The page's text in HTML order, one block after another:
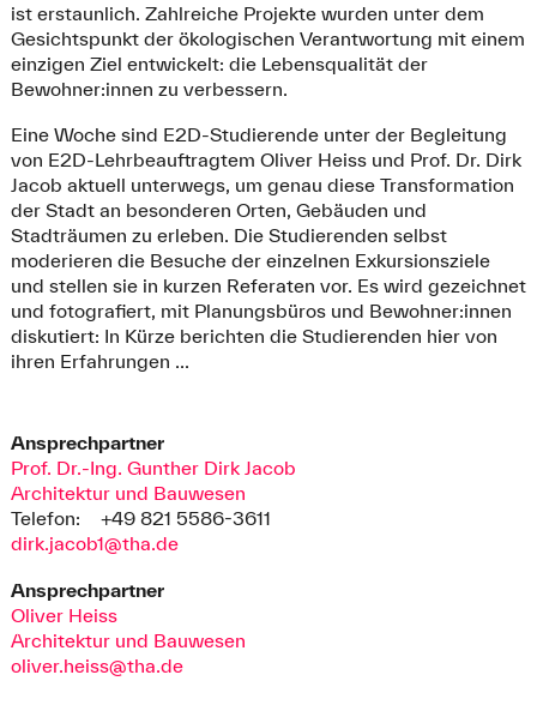
ist erstaunlich. Zahlreiche Projekte wurden unter dem
Gesichtspunkt der ökologischen Verantwortung mit einem
einzigen Ziel entwickelt: die Lebensqualität der
Bewohner:innen zu verbessern.
Eine Woche sind E2D-Studierende unter der Begleitung
von E2D-Lehrbeauftragtem Oliver Heiss und Prof. Dr. Dirk
Jacob aktuell unterwegs, um genau diese Transformation
der Stadt an besonderen Orten, Gebäuden und
Stadträumen zu erleben. Die Studierenden selbst
moderieren die Besuche der einzelnen Exkursionsziele
und stellen sie in kurzen Referaten vor. Es wird gezeichnet
und fotografiert, mit Planungsbüros und Bewohner:innen
diskutiert: In Kürze berichten die Studierenden hier von
ihren Erfahrungen ...
Ansprechpartner
Prof. Dr.-Ing. Gunther Dirk Jacob
Architektur und Bauwesen
Telefon:
+49 821 5586-3611
dirk.jacob1@tha.de
Ansprechpartner
Oliver Heiss
Architektur und Bauwesen
oliver.heiss@tha.de